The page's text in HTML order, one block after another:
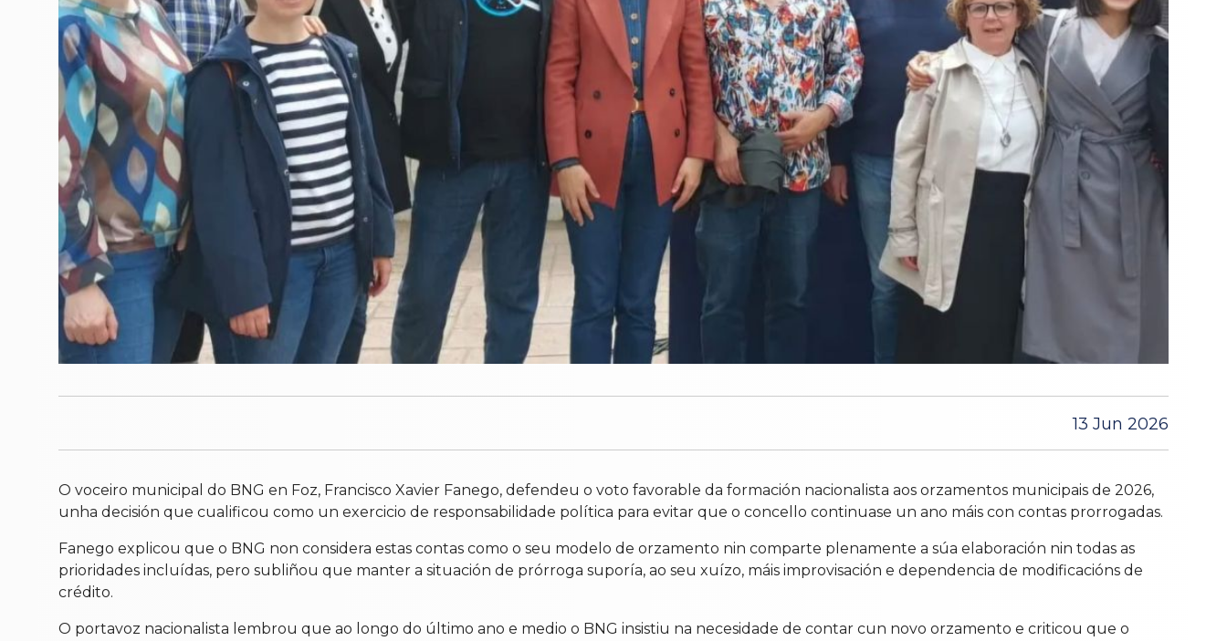
13 Jun 2026
O voceiro municipal do BNG en Foz, Francisco Xavier Fanego, defendeu o voto favorable da formación nacionalista aos orzamentos municipais de 2026,
unha decisión que cualificou como un exercicio de responsabilidade política para evitar que o concello continuase un ano máis con contas prorrogadas.
Fanego explicou que o BNG non considera estas contas como o seu modelo de orzamento nin comparte plenamente a súa elaboración nin todas as
prioridades incluídas, pero subliñou que manter a situación de prórroga suporía, ao seu xuízo, máis improvisación e dependencia de modificacións de
crédito.
O portavoz nacionalista lembrou que ao longo do último ano e medio o BNG insistiu na necesidade de contar cun novo orzamento e criticou que o